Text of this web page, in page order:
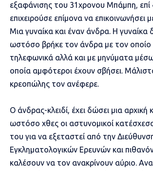
εξαφάνισης του 31χρονου Μπάμπη, επί
επιχειρούσε επίμονα να επικοινωνήσει
Μια γυναίκα και έναν άνδρα. Η γυναίκα
ωστόσο βρήκε τον άνδρα με τον οποίο
τηλεφωνικά αλλά και με μηνύματα
οποία αμφότεροι έχουν σβήσει.
κρεοπώλης τον ανέφερε.
Ο άνδρας-κλειδί, έχει δώσει μια αρχική
ωστόσο χθες οι αστυνομικοί
του για να εξεταστεί από την
Εγκληματολογικών Ερευνών και
καλέσουν να τον ανακρίνουν αύριο.